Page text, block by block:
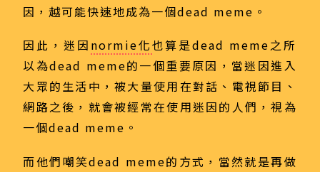
因，越可能快速地成為一個dead meme。
因此，迷因 normie化也算是dead meme之所
以為dead meme的一個重要原因，當迷因進入
大眾的生活中，被大量使用在對話、電視節目、
網路之後，就會被經常在使用迷因的人們，視為
一個dead meme。
而他們嘲笑dead meme的方式，當然就是再做